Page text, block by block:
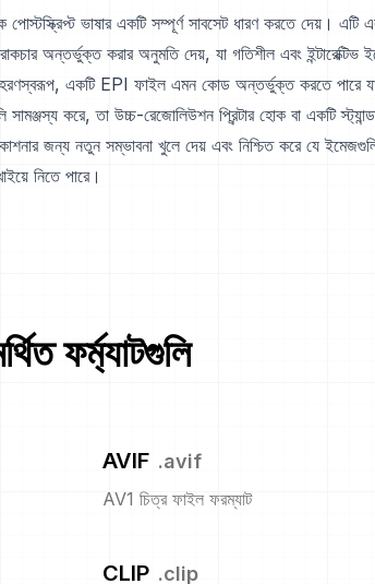
ভাষার একটি সম্পূর্ণ সাবসেট ধারণ করতে দেয়। এটি
অন্তর্ভুক্ত করার অনুমতি দেয়, যা গতিশীল এবং ইন্টারেক্টিভ
একটি EPI ফাইল এমন কোড অন্তর্ভুক্ত করতে পারে
করে, তা উচ্চ-রেজোলিউশন প্রিন্টার হোক বা একটি
জন্য নতুন সম্ভাবনা খুলে দেয় এবং নিশ্চিত করে যে
নিতে পারে।
ফর্ম্যাটগুলি
AVIF .avif
AV1 চিত্র ফাইল ফরম্যাট
CLIP .clip